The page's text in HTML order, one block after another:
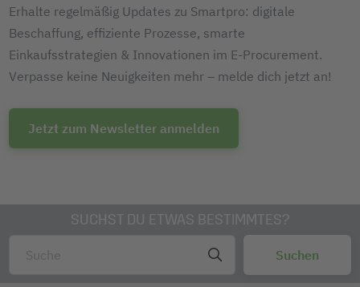
Erhalte regelmäßig Updates zu Smartpro: digitale
Beschaffung, effiziente Prozesse, smarte
Einkaufsstrategien & Innovationen im E-Procurement.
Verpasse keine Neuigkeiten mehr – melde dich jetzt an!
Jetzt zum Newsletter anmelden
SUCHST DU ETWAS BESTIMMTES?